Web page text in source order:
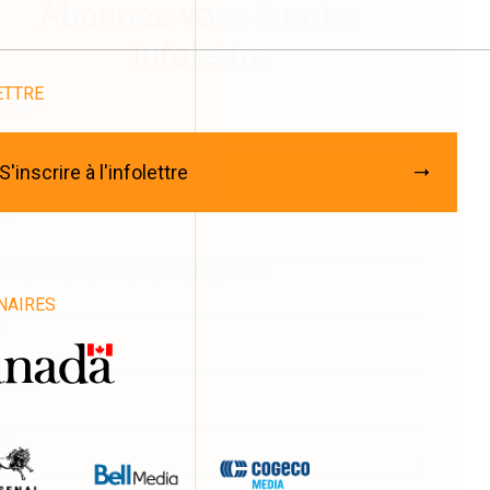
S'inscrire à l'infolettre
infolettre